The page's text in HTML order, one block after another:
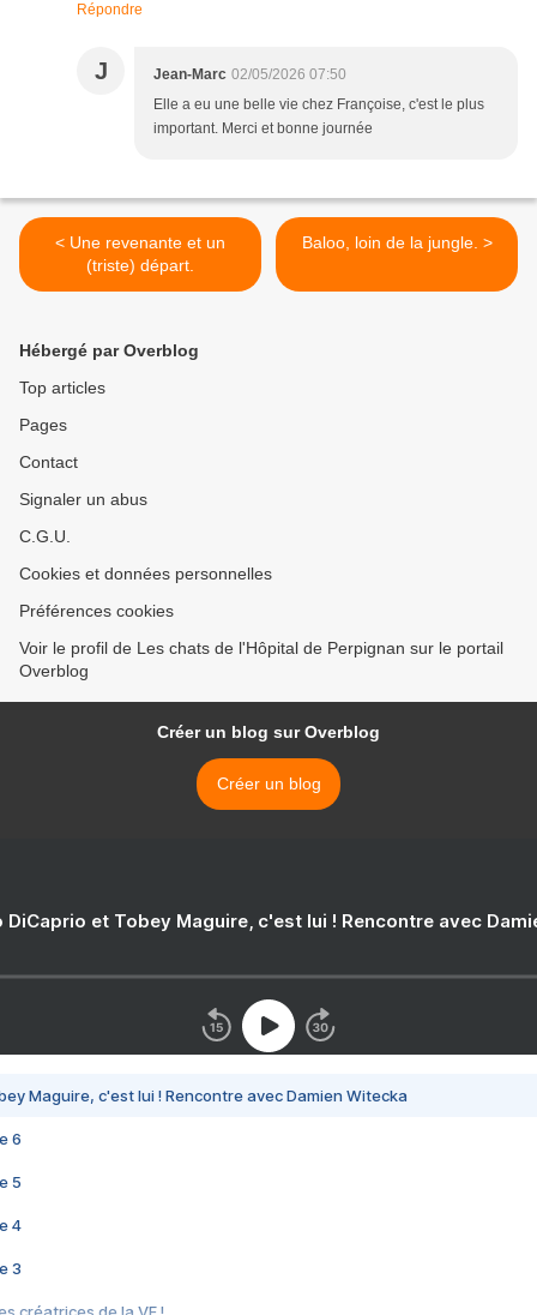
Répondre
J Jean-Marc 02/05/2026 07:50
Elle a eu une belle vie chez Françoise, c'est le plus
important. Merci et bonne journée
< Une revenante et un
(triste) départ.
Baloo, loin de la jungle. >
Hébergé par Overblog
Top articles
Pages
Contact
Signaler un abus
C.G.U.
Cookies et données personnelles
Préférences cookies
Voir le profil de Les chats de l'Hôpital de Perpignan sur le portail
Overblog
Créer un blog sur Overblog
Créer un blog
DiCaprio et Tobey Maguire, c'est lui ! Rencontre avec
Maguire, c'est lui ! Rencontre avec Damien Witecka
6
5
4
3